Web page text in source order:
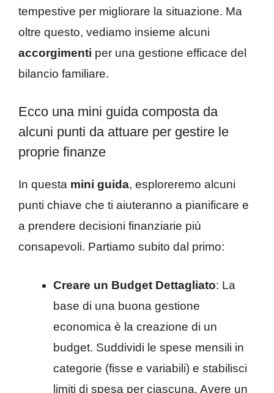
tempestive per migliorare la situazione. Ma
oltre questo, vediamo insieme alcuni
accorgimenti per una gestione efficace del
bilancio familiare.
Ecco una mini guida composta da
alcuni punti da attuare per gestire le
proprie finanze
In questa mini guida, esploreremo alcuni
punti chiave che ti aiuteranno a pianificare e
a prendere decisioni finanziarie più
consapevoli. Partiamo subito dal primo:
Creare un Budget Dettagliato: La
base di una buona gestione
economica è la creazione di un
budget. Suddividi le spese mensili in
categorie (fisse e variabili) e stabilisci
limiti di spesa per ciascuna. Avere un